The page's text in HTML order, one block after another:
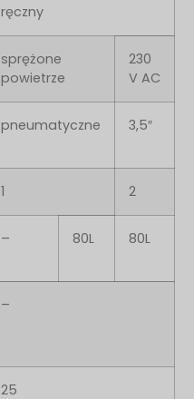
ręczny
sprężone
powietrze
230
V AC
pneumatyczne 3,5″
1 2
– 80L 80L
–
25